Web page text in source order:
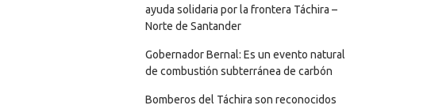
ayuda solidaria por la frontera Táchira –
Norte de Santander
Gobernador Bernal: Es un evento natural
de combustión subterránea de carbón
Bomberos del Táchira son reconocidos